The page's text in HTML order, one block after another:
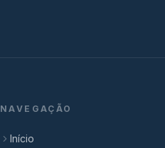
NAVEGAÇÃO
Início